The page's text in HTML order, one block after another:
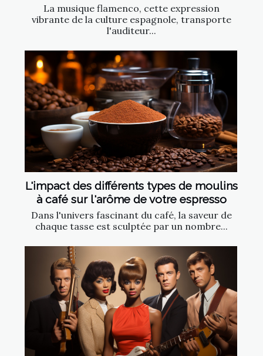
La musique flamenco, cette expression
vibrante de la culture espagnole, transporte
l'auditeur...
L'impact des différents types de moulins
à café sur l'arôme de votre espresso
Dans l'univers fascinant du café, la saveur de
chaque tasse est sculptée par un nombre...